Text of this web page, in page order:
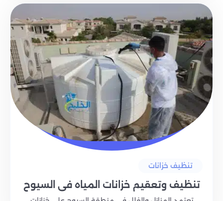
تنظيف خزانات
تنظيف وتعقيم خزانات المياه في السيوح